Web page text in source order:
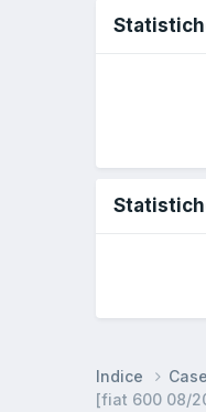
Indice
[fiat 600 08/